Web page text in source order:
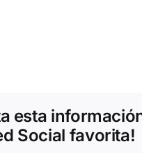
esta
Social favorita!